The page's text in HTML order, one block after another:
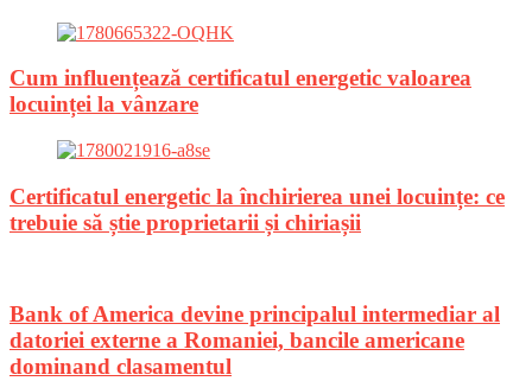
Cum influențează certificatul energetic valoarea
locuinței la vânzare
Certificatul energetic la închirierea unei locuințe: ce
trebuie să știe proprietarii și chiriașii
Bank of America devine principalul intermediar al
datoriei externe a Romaniei, bancile americane
dominand clasamentul